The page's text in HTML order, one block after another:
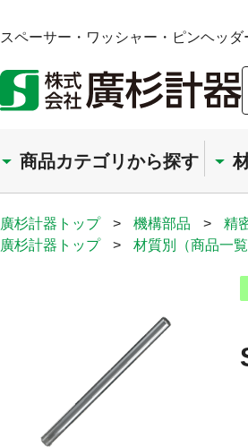
スペーサー・ワッシャー・ピンヘッ
商品カテゴリから探す
廣杉計器トップ > 機構部品 > 精
廣杉計器トップ
> 材質別（商品一覧